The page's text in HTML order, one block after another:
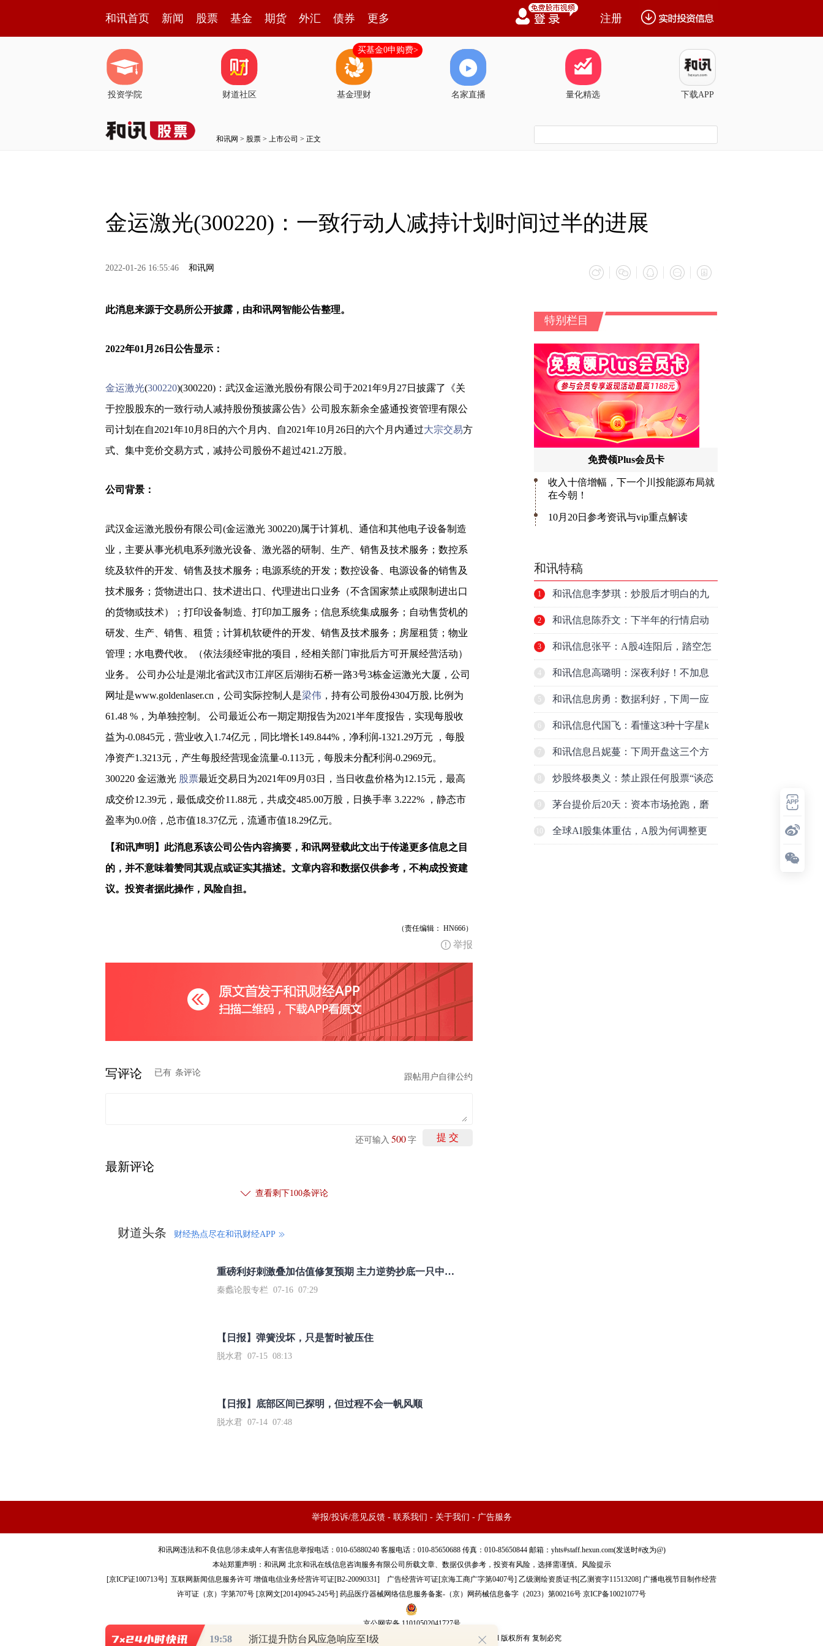
和讯首页 新闻 股票 基金 期货 外汇 债券 更多 注册
投资学院 财道社区 基金理财
买基金0申购费>
名家直播 量化精选 下载APP
和讯网 > 股票 > 上市公司 > 正文
金运激光(300220)：一致行动人减持计划时间过半的进展
2022-01-26 16:55:46 和讯网
此消息来源于交易所公开披露，由和讯网智能公告整理。
2022年01月26日公告显示：
金运激光(300220)(300220)：武汉金运激光股份有限公司于2021年9月27日披露了《关
于控股股东的一致行动人减持股份预披露公告》公司股东新余全盛通投资管理有限公
司计划在自2021年10月8日的六个月内、自2021年10月26日的六个月内通过大宗交易方
式、集中竞价交易方式，减持公司股份不超过421.2万股。
公司背景：
武汉金运激光股份有限公司(金运激光 300220)属于计算机、通信和其他电子设备制造
业，主要从事光机电系列激光设备、激光器的研制、生产、销售及技术服务；数控系
统及软件的开发、销售及技术服务；电源系统的开发；数控设备、电源设备的销售及
技术服务；货物进出口、技术进出口、代理进出口业务（不含国家禁止或限制进出口
的货物或技术）；打印设备制造、打印加工服务；信息系统集成服务；自动售货机的
研发、生产、销售、租赁；计算机软硬件的开发、销售及技术服务；房屋租赁；物业
管理；水电费代收。（依法须经审批的项目，经相关部门审批后方可开展经营活动）
业务。 公司办公址是湖北省武汉市江岸区后湖街石桥一路3号3栋金运激光大厦，公司
网址是www.goldenlaser.cn，公司实际控制人是梁伟 ，持有公司股份4304万股, 比例为
61.48 %，为单独控制。 公司最近公布一期定期报告为2021半年度报告，实现每股收
益为-0.0845元，营业收入1.74亿元，同比增长149.844%，净利润-1321.29万元 ，每股
净资产1.3213元，产生每股经营现金流量-0.113元，每股未分配利润-0.2969元。
300220 金运激光 股票最近交易日为2021年09月03日，当日收盘价格为12.15元，最高
成交价12.39元，最低成交价11.88元，共成交485.00万股，日换手率 3.222% ，静态市
盈率为0.0倍，总市值18.37亿元，流通市值18.29亿元。
【和讯声明】此消息系该公司公告内容摘要，和讯网登载此文出于传递更多信息之目
的，并不意味着赞同其观点或证实其描述。文章内容和数据仅供参考，不构成投资建
议。投资者据此操作，风险自担。
（责任编辑： HN666）
举报
写评论 已有 条评论 跟帖用户自律公约
提 交
还可输入 500 字
最新评论
查看剩下100条评论
财道头条 财经热点尽在和讯财经APP
重磅利好刺激叠加估值修复预期 主力逆势抄底一只中药龙头股
秦蠡论股专栏 07-16 07:29
【日报】弹簧没坏，只是暂时被压住
脱水君 07-15 08:13
【日报】底部区间已探明，但过程不会一帆风顺
脱水君 07-14 07:48
和讯特稿
1 和讯信息李梦琪：炒股后才明白的九
个人生道理
2 和讯信息陈乔文：下半年的行情启动
了
3 和讯信息张平：A股4连阳后，踏空怎
么办？结构性回补！
和讯信息高璐明：深夜利好！不加息
了？周一还能涨吗？
5 和讯信息房勇：数据利好，下周一应
对方案
和讯信息代国飞：看懂这3种十字星k
线形态
7 和讯信息吕妮蔓：下周开盘这三个方
向，还有仓位的朋友一定要拿稳了
炒股终极奥义：禁止跟任何股票“谈恋
爱”
茅台提价后20天：资本市场抢跑，磨
底属于现实
全球AI股集体重估，A股为何调整更
举报/投诉/意见反馈- 联系我们 - 关于我们 - 广告服务
和讯网违法和不良信息/涉未成年人有害信息举报电话：010-65880240 客服电话：010-85650688 传真：010-85650844 邮箱：yhts#staff.hexun.com(发送时#改为@)
本站郑重声明：和讯网 北京和讯在线信息咨询服务有限公司所载文章、数据仅供参考，投资有风险，选择需谨慎。
风险提示
[京ICP证100713号] 互联网新闻信息服务许可 增值电信业务经营许可证[B2-20090331] 广告经营许可证[京海工商广字第0407号] 乙级测绘资质证书[乙测资字11513208] 广播电视节目制作经营
许可证（京）字第707号 [京网文[2014]0945-245号] 药品医疗器械网络信息服务备案-（京）网药械信息备字（2023）第00216号 京ICP备10021077号
京公网安备 11010502041727号
Copyright©和讯网 北京和讯在线信息咨询服务有限公司 All Rights Reserved 版权所有 复制必究
19:58 浙江提升防台风应急响应至Ⅰ级